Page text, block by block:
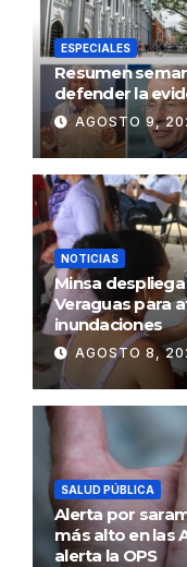
ESPECIALES
Resumen
defender la
AGOSTO 9,
NOTICIAS
Minsa
Veraguas para
inundaciones
AGOSTO 8,
SALUD PÚBLICA
Alerta por
más alto en las
alerta la OPS